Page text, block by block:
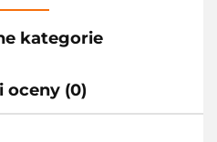
kategorie
oceny (0)